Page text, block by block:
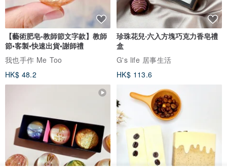
【藝術肥皂-教師節文字款】教師
節•客製•快速出貨•謝師禮
我也手作 Me Too
HK$ 48.2
珍珠花兒‧六入方塊巧克力香皂禮
盒
G's life 居事生活
HK$ 113.6